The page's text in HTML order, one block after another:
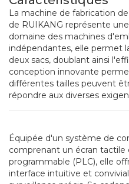
La machine de fabrication
de RUIKANG représente
domaine des machines
indépendantes, elle permet
deux sacs, doublant ainsi
conception innovante
différentes tailles peuvent
répondre aux diverses
Équipée d'un système de
comprenant un écran
programmable (PLC), elle
interface intuitive et